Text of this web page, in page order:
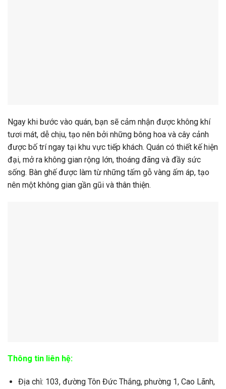
Ngay khi bước vào quán, bạn sẽ cảm nhận được không khí
tươi mát, dễ chịu, tạo nên bởi những bông hoa và cây cảnh
được bố trí ngay tại khu vực tiếp khách. Quán có thiết kế hiện
đại, mở ra không gian rộng lớn, thoáng đãng và đầy sức
sống. Bàn ghế được làm từ những tấm gỗ vàng ấm áp, tạo
nên một không gian gần gũi và thân thiện.
Thông tin liên hệ:
Địa chì: 103, đường Tôn Đức Thắng, phường 1, Cao Lãnh,